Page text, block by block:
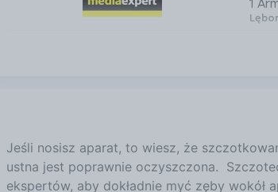
1
Jeśli nosisz aparat, to wiesz, że
ustna jest poprawnie oczyszczona.
ekspertów, aby dokładnie myć zęby